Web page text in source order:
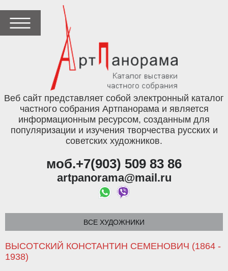
Веб сайт представляет собой электронный каталог
частного собрания Артпанорама и является
информационным ресурсом, созданным для
популяризации и изучения творчества русских и
советских художников.
моб.+7(903) 509 83 86
artpanorama@mail.ru
ВСЕ ХУДОЖНИКИ
ВЫСОТСКИЙ КОНСТАНТИН СЕМЕНОВИЧ (1864 -
1938)